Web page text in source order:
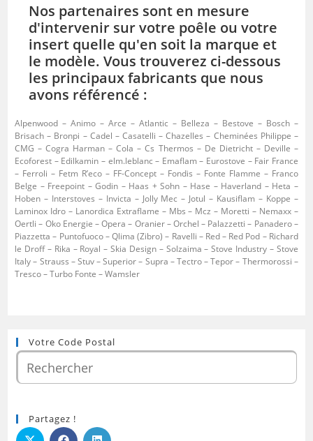
Nos partenaires sont en mesure
d'intervenir sur votre poêle ou votre
insert quelle qu'en soit la marque et
le modèle. Vous trouverez ci-dessous
les principaux fabricants que nous
avons référencé :
Alpenwood – Animo – Arce – Atlantic – Belleza – Bestove – Bosch –
Brisach – Bronpi – Cadel – Casatelli – Chazelles – Cheminées Philippe –
CMG – Cogra Harman – Cola – Cs Thermos – De Dietricht – Deville –
Ecoforest – Edilkamin – elm.leblanc – Emaflam – Eurostove – Fair France
– Ferroli – Fetm R’eco – FF-Concept – Fondis – Fonte Flamme – Franco
Belge – Freepoint – Godin – Haas + Sohn – Hase – Haverland – Heta –
Hoben – Interstoves – Invicta – Jolly Mec – Jotul – Kausiflam – Koppe –
Laminox Idro – Lanordica Extraflame – Mbs – Mcz – Moretti – Nemaxx –
Oertli – Oko Energie – Opera – Oranier – Orchel – Palazzetti – Panadero –
Piazzetta – Puntofuoco – Qlima (Zibro) – Ravelli – Red – Red Pod – Richard
le Droff – Rika – Royal – Skia Design – Solzaima – Stove Industry – Stove
Italy – Strauss – Stuv – Superior – Supra – Tectro – Tepor – Thermorossi –
Tresco – Turbo Fonte – Wamsler
Votre Code Postal
Partagez !